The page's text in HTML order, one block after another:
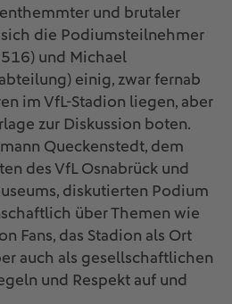
und brutaler
sich die Podiumsteilnehmer
und Michael
einig, zwar fernab
im VfL-Stadion liegen, aber
zur Diskussion boten.
Queckenstedt, dem
des VfL Osnabrück und
diskutierten Podium
über Themen wie
Fans, das Stadion als Ort
auch als gesellschaftlichen
und Respekt auf und